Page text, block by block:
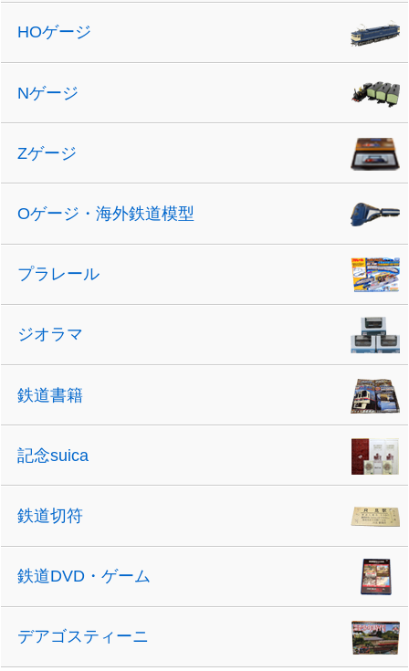
HOゲージ
Nゲージ
Zゲージ
Oゲージ・海外鉄道模型
プラレール
ジオラマ
鉄道書籍
記念suica
鉄道切符
鉄道DVD・ゲーム
デアゴスティーニ